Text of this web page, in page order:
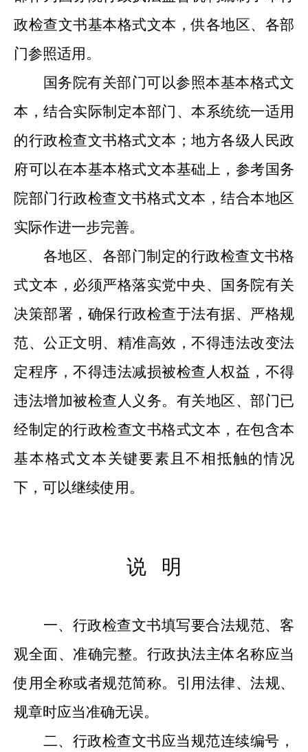
政检查文书基本格式文本 ，供各地区、各部
门参照适用。
国务院有关部门可以参照本基本格式文
本，结合实际制定本部门、本系统统一适用
的行政检查文书格式文本；地方各级人民政
府可以在本基本格式文本基础上，参考国务
院部门行政检查文书格式文本，结合本地区
实际作进一步完善。
各地区、各部门制定的行政检查文书格
式文本，必须严格落实党中央、国务院有关
决策部署，确保行政检查于法有据、严格规
范、公正文明、精准高效， 不得违法改变法
定程序 ，不得违法减损被检查人权益，不得
违法增加被检查人义务。有关地区、 部门已
经制定的行政检查文书格式文本 ，在包含本
基本格式文本关键要素且不相抵触的情况
下，可以继续使用。
说 明
一、行政检查文书填写要合法规范、客
观全面、准确完整。行政执法主体名称应当
使用全称或者规范简称。引用法律、法规、
规章时应当准确无误。
二、行政检查文书应当规范连续编号，